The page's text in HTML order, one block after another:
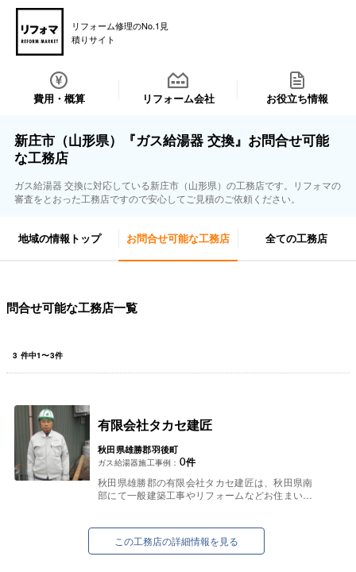
リフォーム修理のNo.1見
積りサイト
費用・概算 リフォーム会社 お役立ち情報
新庄市（山形県）『ガス給湯器 交換』お問合せ可能
な工務店
ガス給湯器 交換に対応している新庄市（山形県）の工務店です。リフォマの
審査をとおった工務店ですので安心してご見積のご依頼ください。
地域の情報トップ お問合せ可能な工務店 全ての工務店
問合せ可能な工務店一覧
3 件中1〜3件
有限会社タカセ建匠
秋田県雄勝郡羽後町
ガス給湯器施工事例： 0件
秋田県雄勝郡の有限会社タカセ建匠は、秋田県南
部にて一般建築工事やリフォームなどお住まいに
この工務店の詳細情報を見る